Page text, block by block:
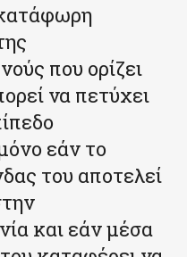
που ορίζει
να πετύχει
εάν το
του αποτελεί
και εάν μέσα